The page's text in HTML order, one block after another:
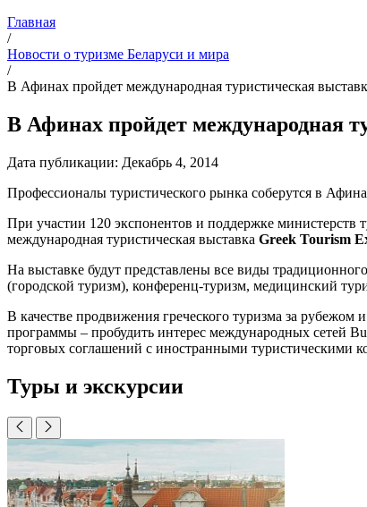
Главная
/
Новости о туризме Беларуси и мира
/
В Афинах пройдет международная туристическая
В Афинах пройдет международная
Дата публикации: Декабрь 4, 2014
Профессионалы туристического рынка соберутся в
При участии 120 экспонентов и поддержке министерств
международная туристическая выставка Greek Tourism
На выставке будут представлены все виды
(городской туризм), конференц-туризм, медицинский
В качестве продвижения греческого туризма за
программы – пробудить интерес международных сетей
торговых соглашений с иностранными туристическими
Туры и экскурсии